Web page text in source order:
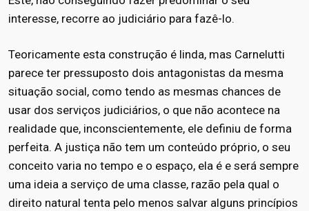
interesse, recorre ao judiciário para fazê-lo.
Teoricamente esta construção é linda, mas Carnelutti
parece ter pressuposto dois antagonistas da mesma
situação social, como tendo as mesmas chances de
usar dos serviços judiciários, o que não acontece na
realidade que, inconscientemente, ele definiu de forma
perfeita. A justiça não tem um conteúdo próprio, o seu
conceito varia no tempo e o espaço, ela é e será sempre
uma ideia a serviço de uma classe, razão pela qual o
direito natural tenta pelo menos salvar alguns princípios